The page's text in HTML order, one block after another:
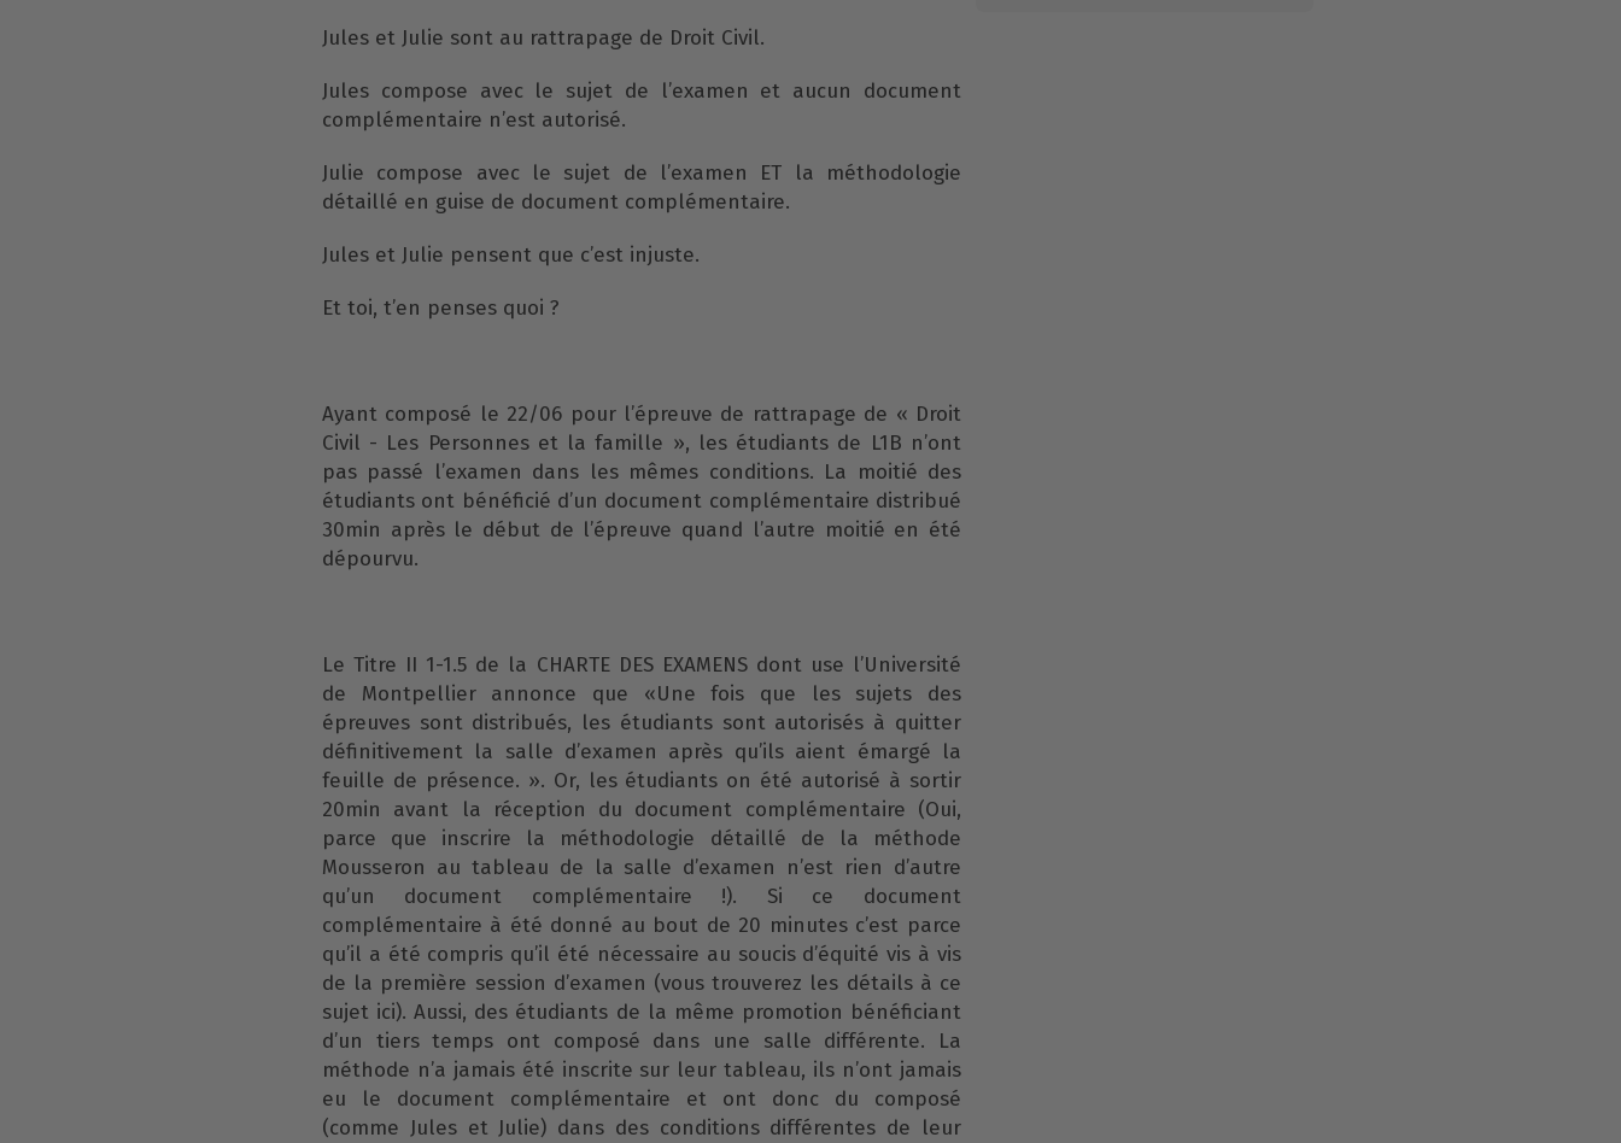
Jules et Julie sont au rattrapage de Droit Civil.
Jules compose avec le sujet de l’examen et aucun document
complémentaire n’est autorisé.
Julie compose avec le sujet de l’examen ET la méthodologie
détaillé en guise de document complémentaire.
Jules et Julie pensent que c’est injuste.
Et toi, t’en penses quoi ?
Ayant composé le 22/06 pour l’épreuve de rattrapage de « Droit
Civil - Les Personnes et la famille », les étudiants de L1B n’ont
pas passé l’examen dans les mêmes conditions. La moitié des
étudiants ont bénéficié d’un document complémentaire distribué
30min après le début de l’épreuve quand l’autre moitié en été
dépourvu.
Le Titre II 1-1.5 de la CHARTE DES EXAMENS dont use l’Université
de Montpellier annonce que «Une fois que les sujets des
épreuves sont distribués, les étudiants sont autorisés à quitter
définitivement la salle d’examen après qu’ils aient émargé la
feuille de présence. ». Or, les étudiants on été autorisé à sortir
20min avant la réception du document complémentaire (Oui,
parce que inscrire la méthodologie détaillé de la méthode
Mousseron au tableau de la salle d’examen n’est rien d’autre
qu’un document complémentaire !). Si ce document
complémentaire à été donné au bout de 20 minutes c’est parce
qu’il a été compris qu’il été nécessaire au soucis d’équité vis à vis
de la première session d’examen (vous trouverez les détails à ce
sujet ici). Aussi, des étudiants de la même promotion bénéficiant
d’un tiers temps ont composé dans une salle différente. La
méthode n’a jamais été inscrite sur leur tableau, ils n’ont jamais
eu le document complémentaire et ont donc du composé
(comme Jules et Julie) dans des conditions différentes de leur